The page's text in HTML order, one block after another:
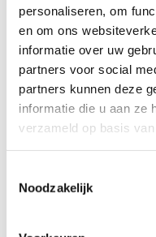
personaliseren, om
en om ons
informatie over uw
partners voor social
partners kunnen deze
informatie die u aan ze
verzameld op basis
Noodzakelijk